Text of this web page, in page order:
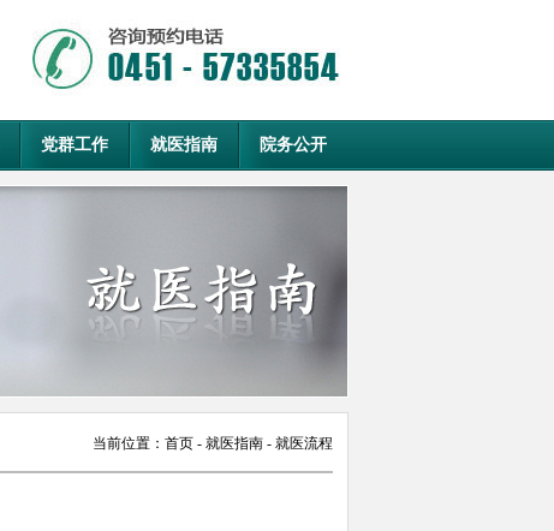
党群工作 就医指南 院务公开
当前位置： 首页 - 就医指南 - 就医流程